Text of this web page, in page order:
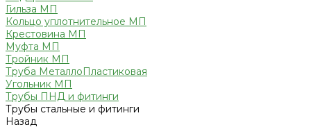
Гильза МП
Кольцо уплотнительное МП
Крестовина МП
Муфта МП
Тройник МП
Труба МеталлоПластиковая
Угольник МП
Трубы ПНД и фитинги
Трубы стальные и фитинги
Назад